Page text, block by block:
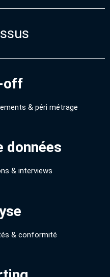
off
& péri métrage
données
& interviews
& conformité